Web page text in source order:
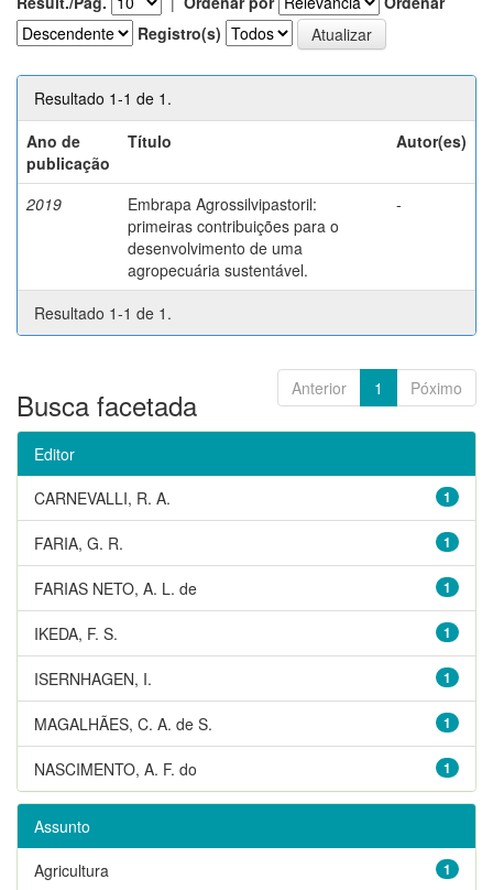
Registro(s)
Resultado 1-1 de 1.
Ano de
publicação
Título Autor(es)
2019
Embrapa Agrossilvipastoril:
primeiras contribuições para o
desenvolvimento de uma
agropecuária sustentável.
-
Resultado 1-1 de 1.
Anterior 1 Póximo
Busca facetada
Editor
1
CARNEVALLI, R. A.
1
FARIA, G. R.
1
FARIAS NETO, A. L. de
1
IKEDA, F. S.
1
ISERNHAGEN, I.
1
MAGALHÃES, C. A. de S.
1
NASCIMENTO, A. F. do
Assunto
1
Agricultura